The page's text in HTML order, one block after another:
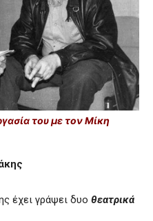
του με τον Μίκη
έχει γράψει δυο θεατρικά